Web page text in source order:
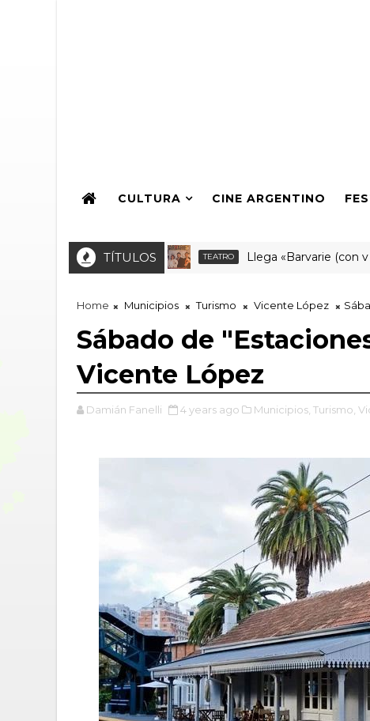
CULTURA CINE ARGENTINO
TÍTULOS TEATRO Llega «Barvarie (con v
Home Municipios Turismo Vicente López
Sábado de
Vicente López
Damián Fanelli 4 years ago Municipios, Turismo,